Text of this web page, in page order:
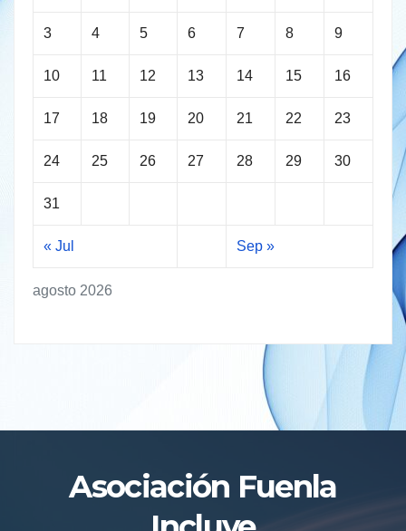
agosto 2026
3 4 5 6 7 8 9
10 11 12 13 14 15 16
17 18 19 20 21 22 23
24 25 26 27 28 29 30
31
« Jul Sep »
Asociación Fuenla